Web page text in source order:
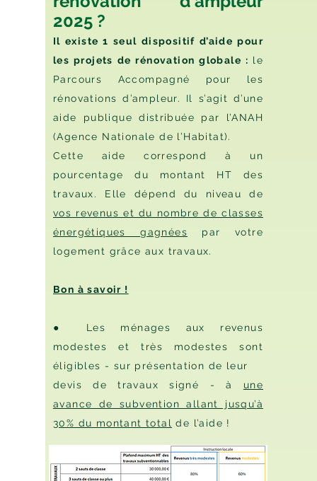
2025 ?
Il existe 1 seul dispositif d’aide pour
les projets de rénovation globale : le
Parcours Accompagné pour les
rénovations d’ampleur. Il s’agit d’une
aide publique distribuée par l’ANAH
(Agence Nationale de l’Habitat).
Cette aide correspond à un
pourcentage du montant HT des
travaux. Elle dépend du niveau de
vos revenus et du nombre de classes
énergétiques gagnées par votre
logement grâce aux travaux.
Bon à savoir !
● Les ménages aux revenus
modestes et très modestes sont
éligibles - sur présentation de leur
devis de travaux signé - à une
avance de subvention allant jusqu’à
30% du montant total de l’aide !